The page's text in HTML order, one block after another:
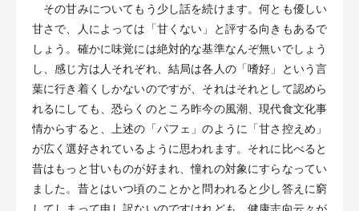
その甘みについてもう少し話を続けます。何とも優しい
甘さで、人によっては「甘くない」と評する向きもあるで
しょう。確かに味覚には絶対的な基準なんぞ無いでしょう
し、感じ方は人それぞれ、結局は各人の「嗜好」という言
葉に行き着くしかないのですが、それはそれとして認めら
れるにしても、恐らくのところ昨今の風潮、現代食文化事
情からすると、上述の「パフェ」のように「甘さ控えめ」
が広く選好されているように思われます。それに比べると
昔はもっと甘いものが好まれ、憧れの対象にすらなってい
ました。昔とはいつ頃のことかと問われると少し答えに窮